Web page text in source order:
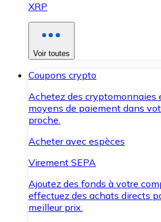
XRP
Voir toutes
Coupons crypto
Achetez des cryptomonnaies
moyens de paiement dans
proche.
Acheter avec espèces
Virement SEPA
Ajoutez des fonds à votre
effectuez des achats directs
meilleur prix.